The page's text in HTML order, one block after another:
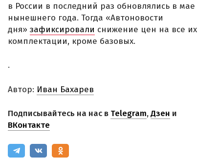
в России в последний раз обновлялись в мае
нынешнего года. Тогда «Автоновости
дня» зафиксировали снижение цен на все их
комплектации, кроме базовых.
.
Автор: Иван Бахарев
Подписывайтесь на нас в Telegram,Дзен и
ВКонтакте